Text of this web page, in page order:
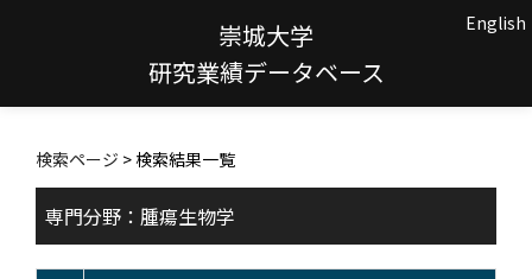
崇城大学
研究業績データベース
English
検索ページ > 検索結果一覧
専門分野：腫瘍生物学